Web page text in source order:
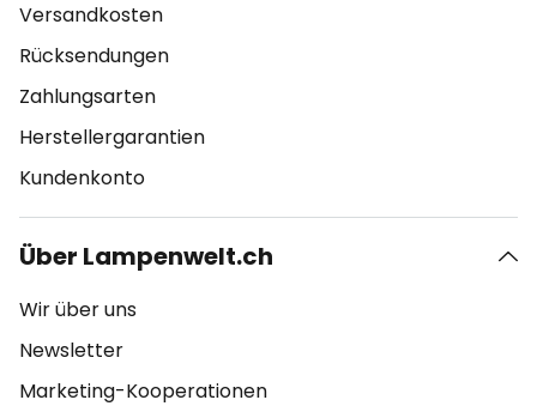
Versandkosten
Rücksendungen
Zahlungsarten
Herstellergarantien
Kundenkonto
Über Lampenwelt.ch
Wir über uns
Newsletter
Marketing-Kooperationen